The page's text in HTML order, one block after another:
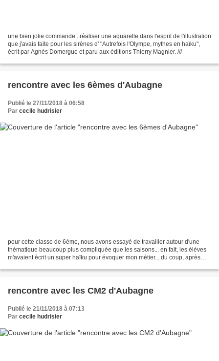
une bien jolie commande : réaliser une aquarelle dans l'esprit de l'illustration
que j'avais faite pour les sirènes d' "Autrefois l'Olympe, mythes en haïku",
écrit par Agnès Domergue et paru aux éditions Thierry Magnier. ///
rencontre avec les 6èmes d'Aubagne
Publié le 27/11/2018 à 06:58
Par cecile hudrisier
pour cette classe de 6ème, nous avons essayé de travailler autour d'une
thématique beaucoup plus compliquée que les saisons... en fait, les élèves
m'avaient écrit un super haïku pour évoquer mon métier... du coup, après
rencontre avec les CM2 d'Aubagne
Publié le 21/11/2018 à 07:13
Par cecile hudrisier